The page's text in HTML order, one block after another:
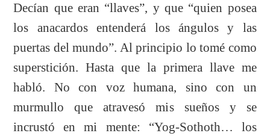
Decían que eran “llaves”, y que “quien posea
los anacardos entenderá los ángulos y las
puertas del mundo”. Al principio lo tomé como
superstición. Hasta que la primera llave me
habló. No con voz humana, sino con un
murmullo que atravesó mis sueños y se
incrustó en mi mente: “Yog-Sothoth… los